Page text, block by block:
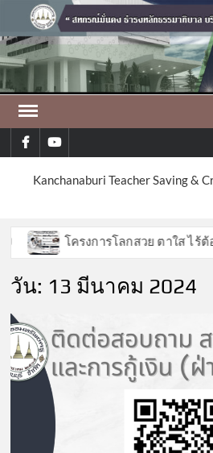
content
facebookyoutube
Kanchanaburi Teacher Saving &
โครงการโลกสวย ตาใส ไร้ต้อก
วัน: 13 มีนาคม 2024